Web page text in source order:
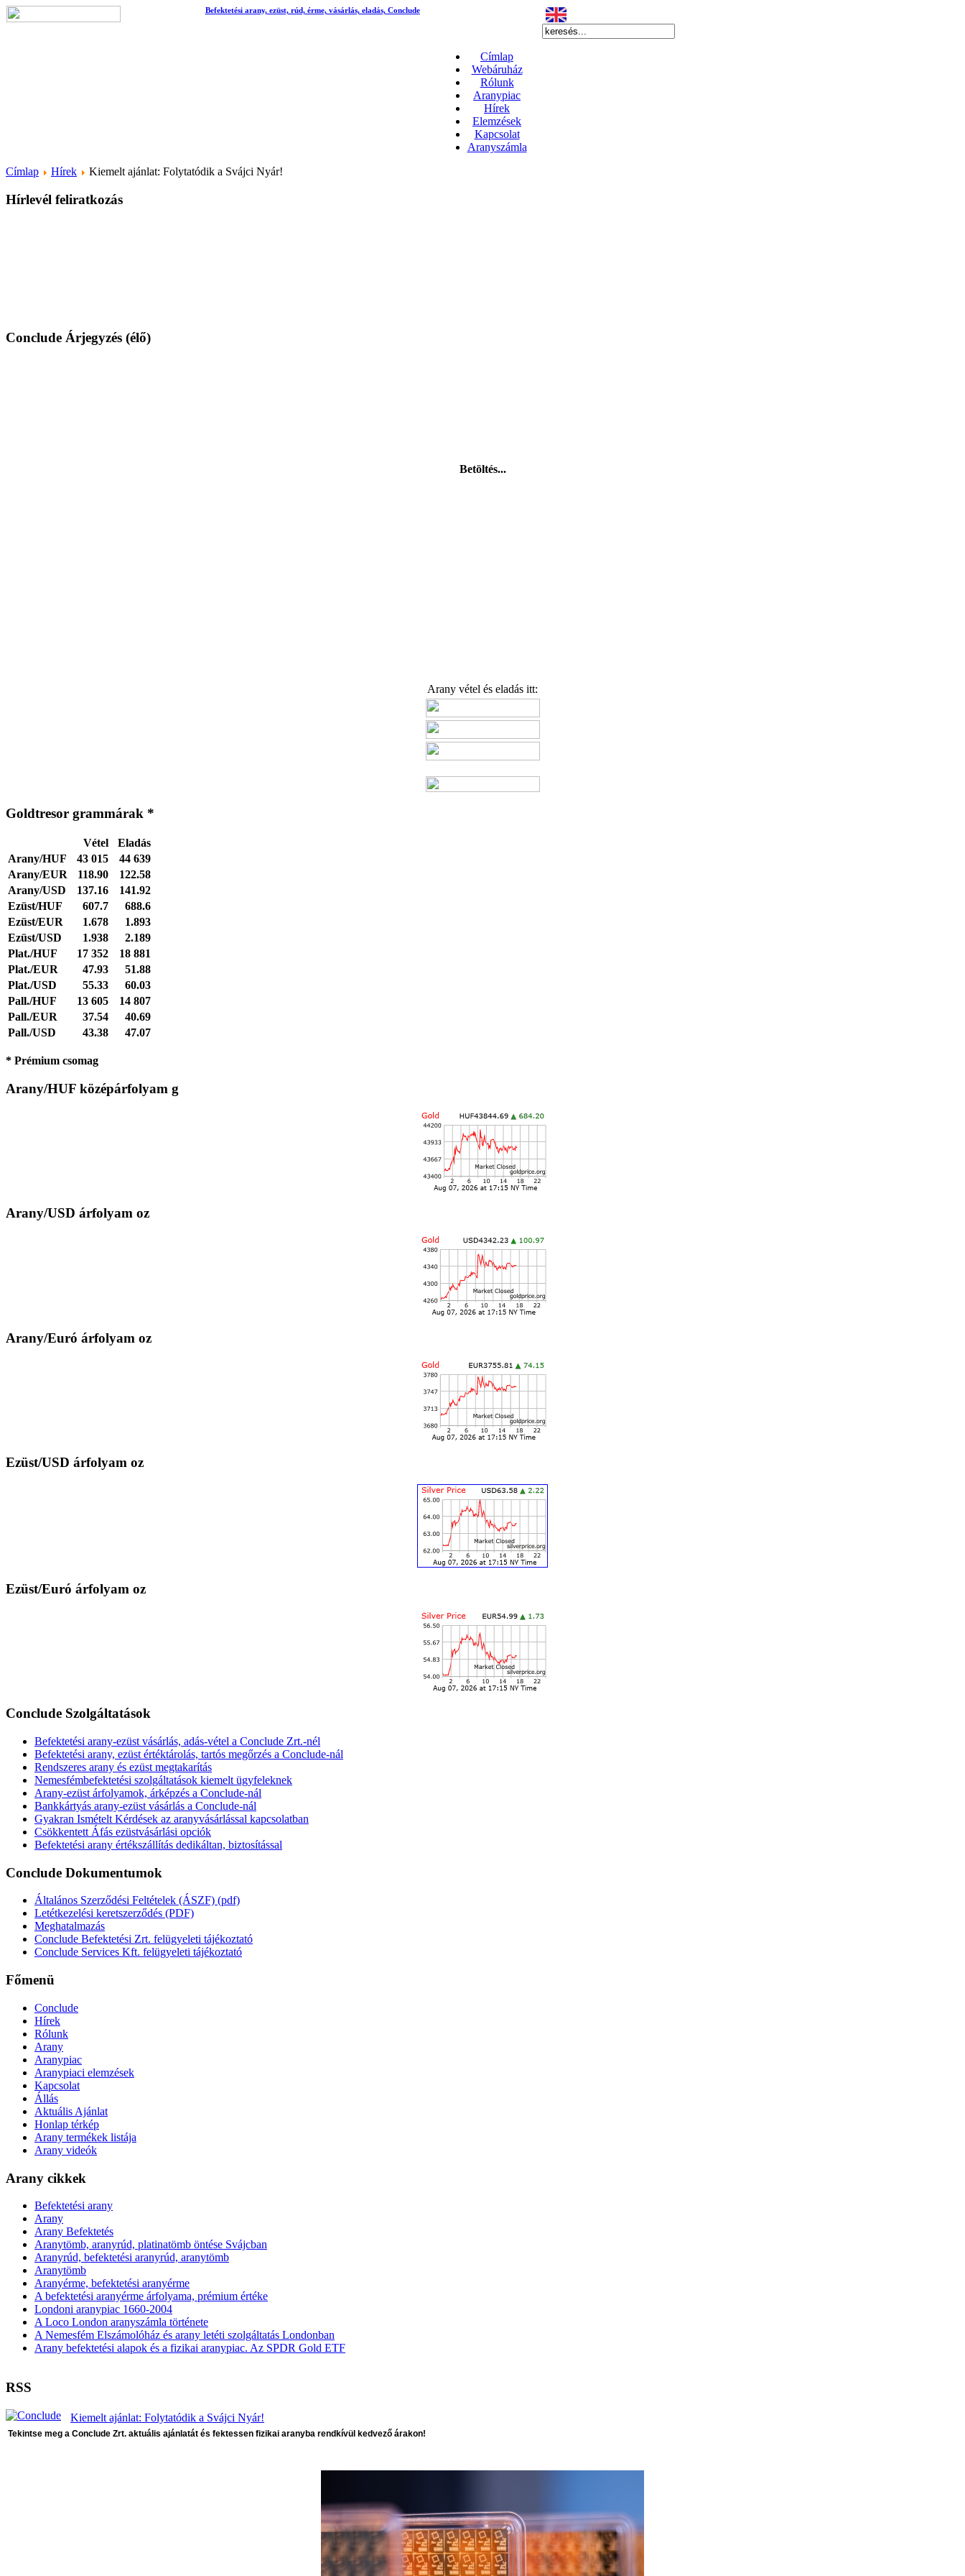
Befektetési arany, ezüst, rúd, érme, vásárlás, eladás, Conclude
Címlap
Webáruház
Rólunk
Aranypiac
Hírek
Elemzések
Kapcsolat
Aranyszámla
Címlap
Hírek Kiemelt ajánlat: Folytatódik a Svájci Nyár!
Hírlevél feliratkozás
Conclude Árjegyzés (élő)
Betöltés...
Arany vétel és eladás itt:
Goldtresor grammárak *
Vétel
Eladás
Arany/HUF
43 015
44 639
Arany/EUR
118.90
122.58
Arany/USD
137.16
141.92
Ezüst/HUF
607.7
688.6
Ezüst/EUR
1.678
1.893
Ezüst/USD
1.938
2.189
Plat./HUF
17 352
18 881
Plat./EUR
47.93
51.88
Plat./USD
55.33
60.03
Pall./HUF
13 605
14 807
Pall./EUR
37.54
40.69
Pall./USD
43.38 47.07
* Prémium csomag
Arany/HUF középárfolyam g
Arany/USD árfolyam oz
Arany/Euró árfolyam oz
Ezüst/USD árfolyam oz
Ezüst/Euró árfolyam oz
Conclude Szolgáltatások
Befektetési arany-ezüst vásárlás, adás-vétel a Conclude Zrt.-nél
Befektetési arany, ezüst értéktárolás, tartós megőrzés a Conclude-nál
Rendszeres arany és ezüst megtakarítás
Nemesfémbefektetési szolgáltatások kiemelt ügyfeleknek
Arany-ezüst árfolyamok, árképzés a Conclude-nál
Bankkártyás arany-ezüst vásárlás a Conclude-nál
Gyakran Ismételt Kérdések az aranyvásárlással kapcsolatban
Csökkentett Áfás ezüstvásárlási opciók
Befektetési arany értékszállítás dedikáltan, biztosítással
Conclude Dokumentumok
Általános Szerződési Feltételek (ÁSZF) (pdf)
Letétkezelési keretszerződés (PDF)
Meghatalmazás
Conclude Befektetési Zrt. felügyeleti tájékoztató
Conclude Services Kft. felügyeleti tájékoztató
Főmenü
Conclude
Hírek
Rólunk
Arany
Aranypiac
Aranypiaci elemzések
Kapcsolat
Állás
Aktuális Ajánlat
Honlap térkép
Arany termékek listája
Arany videók
Arany cikkek
Befektetési arany
Arany
Arany Befektetés
Aranytömb, aranyrúd, platinatömb öntése Svájcban
Aranyrúd, befektetési aranyrúd, aranytömb
Aranytömb
Aranyérme, befektetési aranyérme
A befektetési aranyérme árfolyama, prémium értéke
Londoni aranypiac 1660-2004
A Loco London aranyszámla története
A Nemesfém Elszámolóház és arany letéti szolgáltatás Londonban
Arany befektetési alapok és a fizikai aranypiac. Az SPDR Gold ETF
RSS
Kiemelt ajánlat: Folytatódik a Svájci Nyár!
Tekintse meg a Conclude Zrt. aktuális ajánlatát és fektessen fizikai aranyba rendkívül kedvező árakon!